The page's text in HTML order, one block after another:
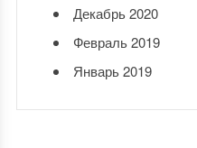
Декабрь 2020
Февраль 2019
Январь 2019